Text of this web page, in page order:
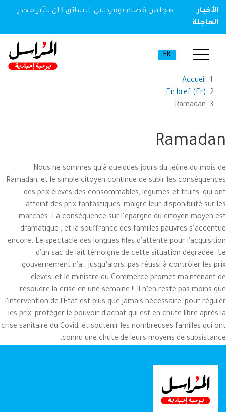
الأخبار
العاجلة
مجلس قضاء بومرداس: السائق كان تأثير مخدر
FR
Accueil
En bref (Fr)
Ramadan
Ramadan
Nous ne sommes qu'à quelques jours du jeûne du mois de
Ramadan, et le simple citoyen continue de subir les conséquences
des prix élevés des consommables, légumes et fruits, qui ont
atteint des prix fantastiques, malgré leur disponibilité sur les
marchés. La conséquence sur l’épargne du citoyen moyen est
dramatique , et la souffrance des familles pauvres s’accentue
encore. Le spectacle des longues files d'attente pour l'acquisition
d'un sac de lait témoigne de cette situation dégradée. Le
gouvernement n'a , jusqu’alors, pas réussi à contrôler les prix
élevés, et le ministre du Commerce promet maintenant de
résoudre la crise en une semaine !! Il n’en reste pas moins que
l'intervention de l'État est plus que jamais nécessaire, pour réguler
les prix, protéger le pouvoir d'achat qui est en chute libre après la
crise sanitaire du Covid, et soutenir les nombreuses familles qui ont
connu une chute de leurs moyens de subsistance.